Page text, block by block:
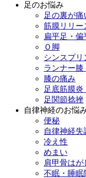
足のお悩み
足の裏が痛
筋膜リリー
扁平足・偏
Ｏ脚
シンスプリ
ランナー膝
膝の痛み
足底筋膜炎
足関節捻挫
自律神経のお悩
便秘
自律神経失
冷え性
めまい
肩甲骨はが
不眠・睡眠